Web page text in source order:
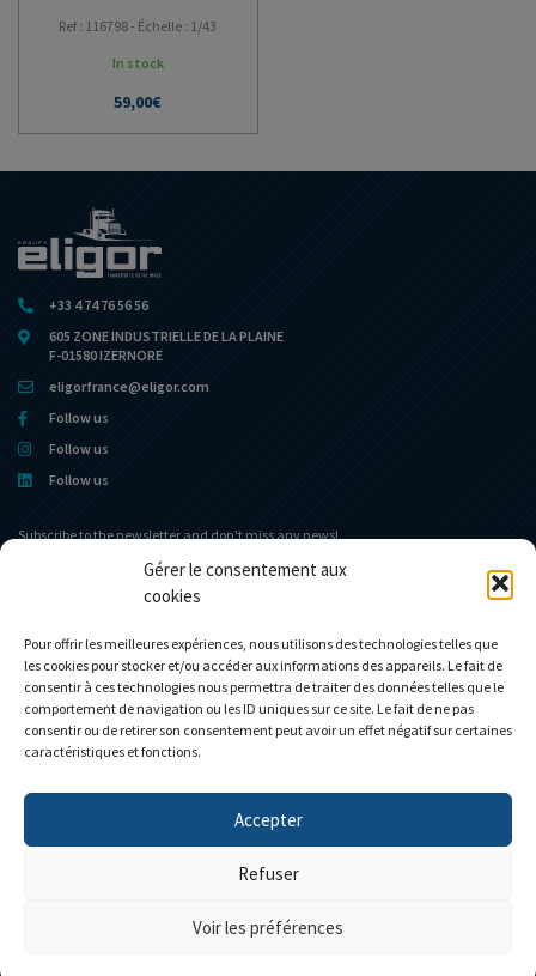
Gérer le consentement aux
cookies
Pour offrir les meilleures expériences, nous utilisons des technologies telles que
les cookies pour stocker et/ou accéder aux informations des appareils. Le fait de
consentir à ces technologies nous permettra de traiter des données telles que le
comportement de navigation ou les ID uniques sur ce site. Le fait de ne pas
consentir ou de retirer son consentement peut avoir un effet négatif sur certaines
caractéristiques et fonctions.
Accepter
Refuser
Voir les préférences
Ref : 116798 - Échelle : 1/43
In stock
59,00€
+33 4 74 76 56 56
605 ZONE INDUSTRIELLE DE LA PLAINE
F-01580 IZERNORE
eligorfrance@eligor.com
Follow us
Follow us
Follow us
Subscribe to the newsletter and don't miss any news!
Eligor club
Custom models
Contact
My account
Cart
Personnalisez votre camion